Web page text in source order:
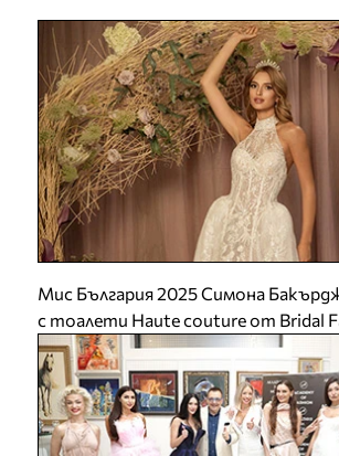
Мис България 2025 Симона
с тоалети Haute couture от Bridal